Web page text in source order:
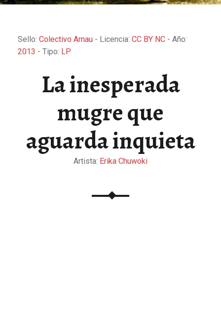
Sello: Colectivo Arnau- Licencia: CC BY NC- Año:
2013 - Tipo: LP
La inesperada
mugre que
aguarda inquieta
Artista: Erika Chuwoki